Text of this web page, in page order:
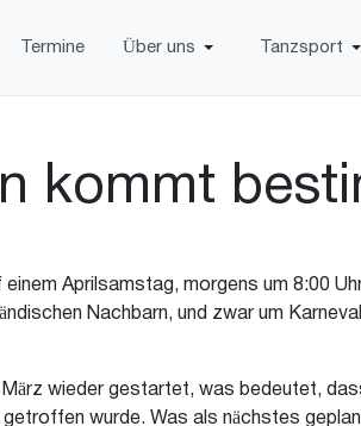
Termine Über uns Tanzsport
kommt
Aprilsamstag, morgens um 8:00
Nachbarn, und zwar um
wieder gestartet, was bedeutet,
wurde. Was als nächstes